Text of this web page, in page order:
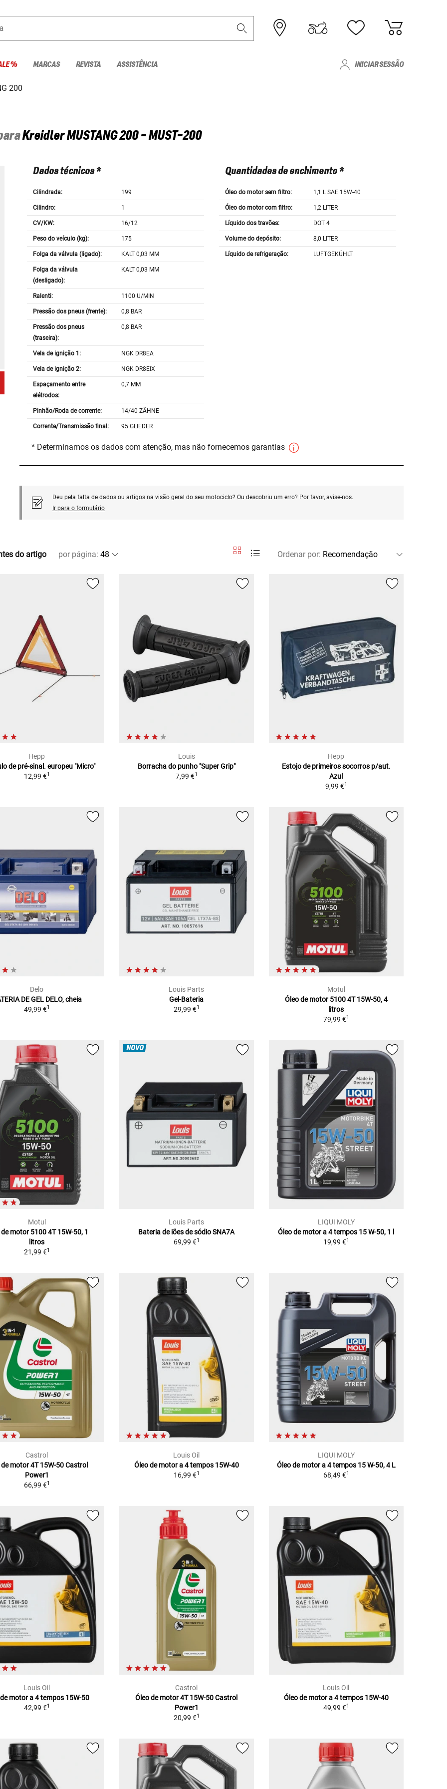
% MARCAS REVISTA ASSISTÊNCIA INICIAR SESSÃO
200
KreidlerMUSTANG 200 - MUST-200
Dados técnicos *
Cilindrada: 199
Cilindro: 1
CV/KW: 16/12
Peso do veículo (kg): 175
Folga da válvula (ligado): KALT 0,03 MM
Folga da válvula
(desligado):
KALT 0,03 MM
Ralenti: 1100 U/MIN
Pressão dos pneus (frente): 0,8 BAR
Pressão dos pneus
(traseira):
0,8 BAR
Vela de ignição 1: NGK DR8EA
Vela de ignição 2: NGK DR8EIX
Espaçamento entre
elétrodos:
0,7 MM
Pinhão/Roda de corrente: 14/40 ZÄHNE
Corrente/Transmissão final: 95 GLIEDER
Quantidades de enchimento *
Óleo do motor sem filtro: 1,1 L SAE 15W-40
Óleo do motor com filtro: 1,2 LITER
Líquido dos travões: DOT 4
Volume do depósito: 8,0 LITER
Líquido de refrigeração: LUFTGEKÜHLT
* Determinamos os dados com atenção, mas não fornecemos garantias
Deu pela falta de dados ou artigos na visão geral do seu motociclo? Ou descobriu um erro? Por favor, avise-nos.
Ir para o formulário
do artigo por página: Ordenar por:
Hepp
de pré-sinal. europeu "Micro"
12,99 €1
Louis
Borracha do punho "Super Grip"
7,99 €1
Hepp
Estojo de primeiros socorros p/aut.
Azul
9,99 €1
Delo
DE GEL DELO, cheia
49,99 €1
Louis Parts
Gel-Bateria
29,99 €1
Motul
Óleo de motor 5100 4T 15W-50, 4
litros
79,99 €1
Motul
de motor 5100 4T 15W-50, 1
litros
21,99 €1
NOVO
Louis Parts
Bateria de iões de sódio SNA7A
69,99 €1
LIQUI MOLY
Óleo de motor a 4 tempos 15 W-50, 1 l
19,99 €1
Castrol
de motor 4T 15W-50 Castrol
Power1
66,99 €1
Louis Oil
Óleo de motor a 4 tempos 15W-40
16,99 €1
LIQUI MOLY
Óleo de motor a 4 tempos 15 W-50, 4 L
68,49 €1
Louis Oil
motor a 4 tempos 15W-50
42,99 €1
Castrol
Óleo de motor 4T 15W-50 Castrol
Power1
20,99 €1
Louis Oil
Óleo de motor a 4 tempos 15W-40
49,99 €1